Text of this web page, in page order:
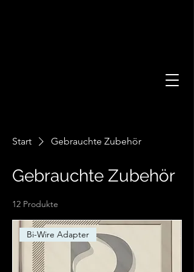
Start Gebrauchte Zubehör
Gebrauchte Zubehör
12 Produkte
Bi-Wire Adapter